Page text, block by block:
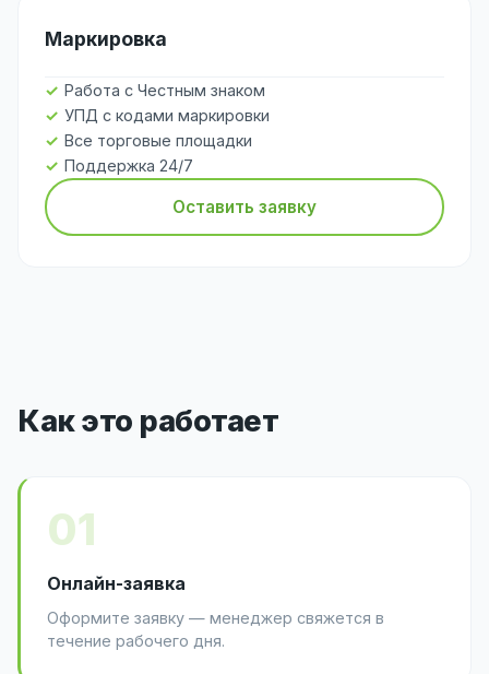
Маркировка
Работа с Честным знаком
УПД с кодами маркировки
Все торговые площадки
Поддержка 24/7
Оставить заявку
Как это работает
01
Онлайн-заявка
Оформите заявку — менеджер свяжется в
течение рабочего дня.